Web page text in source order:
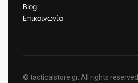
Blog
Επικοινωνία
© tacticalstore.gr. All rights reserved.